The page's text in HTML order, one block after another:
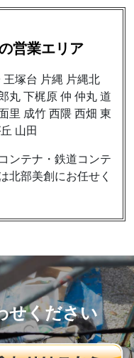
営業エリア
塚台 片縄 片縄北
丸 下梶原 仲 仲丸 道
里 成竹 西隈 西畑 東
山田
ンテナ・鉄道コンテ
北部美創にお任せく
せください